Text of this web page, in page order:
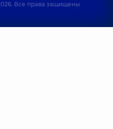
Все права защищены